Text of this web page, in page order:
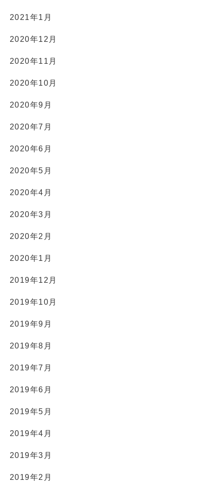
2021年1月
2020年12月
2020年11月
2020年10月
2020年9月
2020年7月
2020年6月
2020年5月
2020年4月
2020年3月
2020年2月
2020年1月
2019年12月
2019年10月
2019年9月
2019年8月
2019年7月
2019年6月
2019年5月
2019年4月
2019年3月
2019年2月